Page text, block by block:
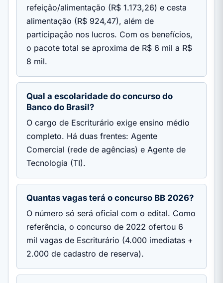
refeição/alimentação (R$ 1.173,26) e cesta
alimentação (R$ 924,47), além de
participação nos lucros. Com os benefícios,
o pacote total se aproxima de R$ 6 mil a R$
8 mil.
Qual a escolaridade do concurso do
Banco do Brasil?
O cargo de Escriturário exige ensino médio
completo. Há duas frentes: Agente
Comercial (rede de agências) e Agente de
Tecnologia (TI).
Quantas vagas terá o concurso BB 2026?
O número só será oficial com o edital. Como
referência, o concurso de 2022 ofertou 6
mil vagas de Escriturário (4.000 imediatas +
2.000 de cadastro de reserva).